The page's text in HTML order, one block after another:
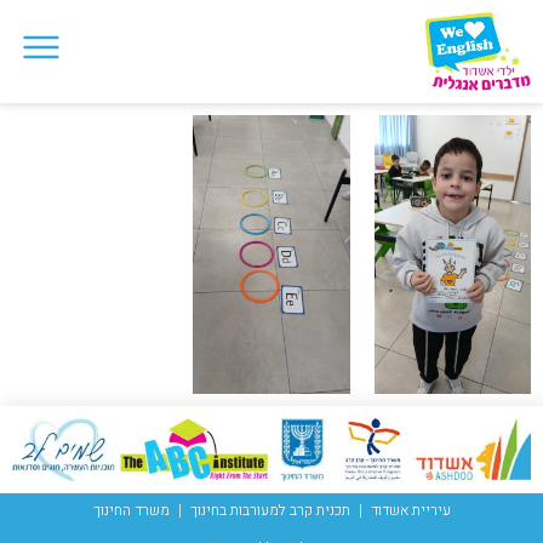
עיריית אשדוד תכנית קרב למעורבות בחינוך
משרד החינוך